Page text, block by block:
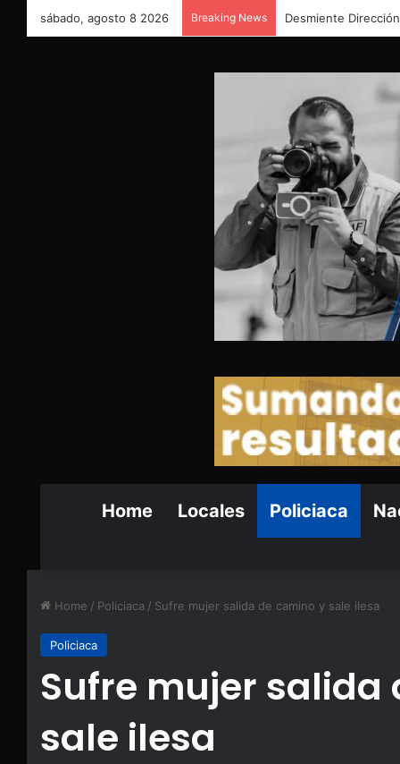
sábado, agosto 8 2026 Breaking News
Home Locales Policiaca
Home / Policiaca / Sufre mujer salida de camino y sale ilesa
Policiaca
Sufre mujer salida
sale ilesa